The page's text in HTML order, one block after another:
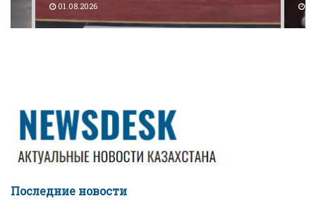
01.08.2026
Последние новости